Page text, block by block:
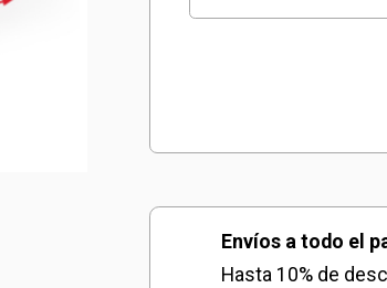
Envíos a todo el
Hasta 10% de